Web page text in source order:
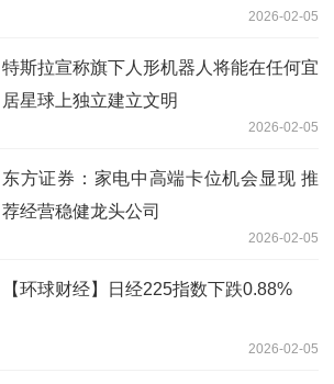
2026-02-05
特斯拉宣称旗下人形机器人将能在任何宜
居星球上独立建立文明
2026-02-05
东方证券：家电中高端卡位机会显现 推
荐经营稳健龙头公司
2026-02-05
【环球财经】日经225指数下跌0.88%
2026-02-05